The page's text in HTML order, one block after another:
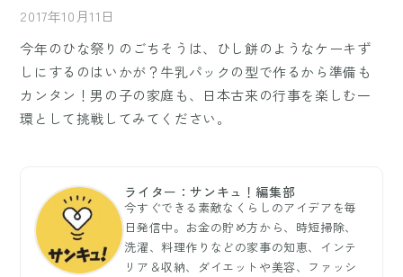
2017年10月11日
今年のひな祭りのごちそうは、ひし餅のようなケーキず
しにするのはいかが？牛乳パックの型で作るから準備も
カンタン！男の子の家庭も、日本古来の行事を楽しむ一
環として挑戦してみてください。
ライター：サンキュ！編集部
今すぐできる素敵なくらしのアイデアを毎
日発信中。お金の貯め方から、時短掃除、
洗濯、料理作りなどの家事の知恵、インテ
リア＆収納、ダイエットや美容、ファッシ